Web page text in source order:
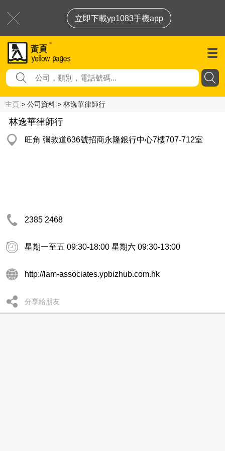
立即下載yp1083手機app
主頁 > 公司資料 > 林逸華律師行
林逸華律師行
旺角 彌敦道636號招商永隆銀行中心7樓707-712室
2385 2468
星期一至五 09:30-18:00 星期六 09:30-13:00
http://lam-associates.ypbizhub.com.hk
分享給朋友